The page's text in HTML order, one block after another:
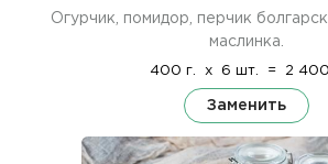
Огурчик, помидор, перчик
маслинка.
400 г. x 6 шт. = 2 400
Заменить